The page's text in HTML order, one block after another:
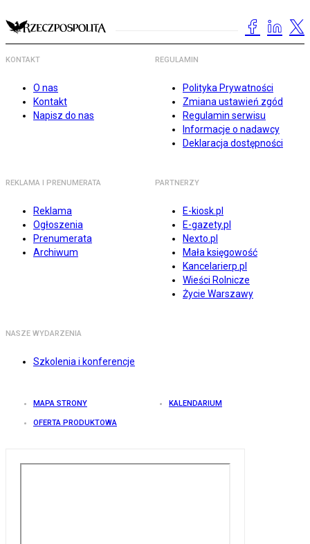
KONTAKT
O nas
Kontakt
Napisz do nas
REGULAMIN
Polityka Prywatności
Zmiana ustawień zgód
Regulamin serwisu
Informacje o nadawcy
Deklaracja dostępności
REKLAMA I PRENUMERATA
Reklama
Ogłoszenia
Prenumerata
Archiwum
PARTNERZY
E-kiosk.pl
E-gazety.pl
Nexto.pl
Mała księgowość
Kancelarierp.pl
Wieści Rolnicze
Życie Warszawy
NASZE WYDARZENIA
Szkolenia i konferencje
MAPA STRONY KALENDARIUM
OFERTA PRODUKTOWA